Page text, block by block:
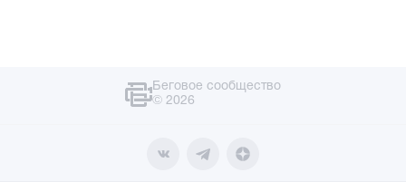
Беговое сообщество
© 2026